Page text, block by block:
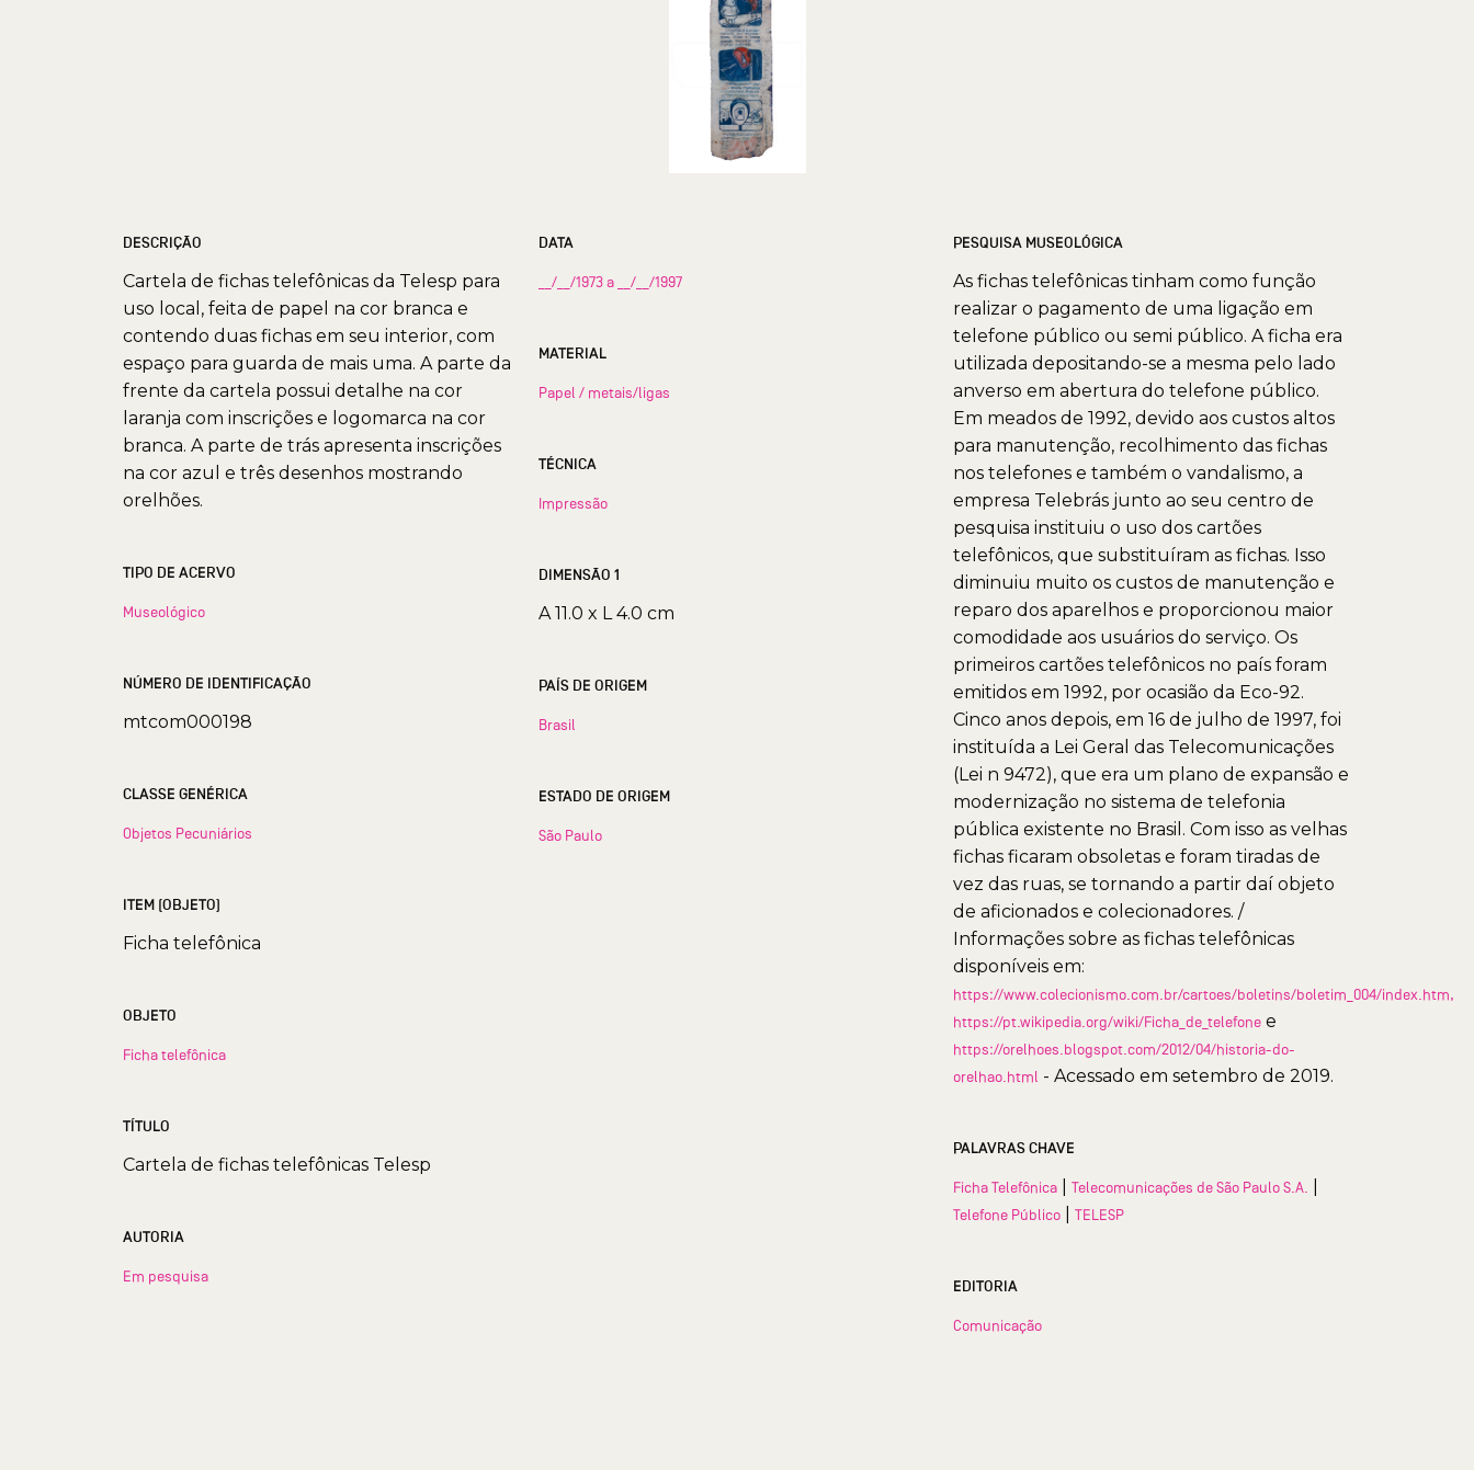
DESCRIÇÃO
Cartela de fichas telefônicas da Telesp para
uso local, feita de papel na cor branca e
contendo duas fichas em seu interior, com
espaço para guarda de mais uma. A parte da
frente da cartela possui detalhe na cor
laranja com inscrições e logomarca na cor
branca. A parte de trás apresenta inscrições
na cor azul e três desenhos mostrando
orelhões.
TIPO DE ACERVO
Museológico
NÚMERO DE IDENTIFICAÇÃO
mtcom000198
CLASSE GENÉRICA
Objetos Pecuniários
ITEM (OBJETO)
Ficha telefônica
OBJETO
Ficha telefônica
TÍTULO
Cartela de fichas telefônicas Telesp
AUTORIA
Em pesquisa
DATA
__/__/1973 a __/__/1997
MATERIAL
Papel / metais/ligas
TÉCNICA
Impressão
DIMENSÃO 1
A 11.0 x L 4.0 cm
PAÍS DE ORIGEM
Brasil
ESTADO DE ORIGEM
São Paulo
PESQUISA MUSEOLÓGICA
As fichas telefônicas tinham como função
realizar o pagamento de uma ligação em
telefone público ou semi público. A ficha era
utilizada depositando-se a mesma pelo lado
anverso em abertura do telefone público.
Em meados de 1992, devido aos custos altos
para manutenção, recolhimento das fichas
nos telefones e também o vandalismo, a
empresa Telebrás junto ao seu centro de
pesquisa instituiu o uso dos cartões
telefônicos, que substituíram as fichas. Isso
diminuiu muito os custos de manutenção e
reparo dos aparelhos e proporcionou maior
comodidade aos usuários do serviço. Os
primeiros cartões telefônicos no país foram
emitidos em 1992, por ocasião da Eco-92.
Cinco anos depois, em 16 de julho de 1997, foi
instituída a Lei Geral das Telecomunicações
(Lei n 9472), que era um plano de expansão e
modernização no sistema de telefonia
pública existente no Brasil. Com isso as velhas
fichas ficaram obsoletas e foram tiradas de
vez das ruas, se tornando a partir daí objeto
de aficionados e colecionadores. /
Informações sobre as fichas telefônicas
disponíveis em:
https://www.colecionismo.com.br/cartoes/boletins/boletim_004/index.htm,
https://pt.wikipedia.org/wiki/Ficha_de_telefone e
https://orelhoes.blogspot.com/2012/04/historia-do-
orelhao.html - Acessado em setembro de 2019.
PALAVRAS CHAVE
Ficha Telefônica |Telecomunicações de São Paulo S.A.
Telefone Público |TELESP
EDITORIA
Comunicação